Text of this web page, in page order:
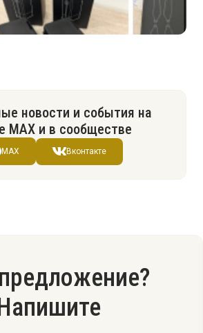
новости и события на
МАХ и в сообществе
MAX Вконтакте